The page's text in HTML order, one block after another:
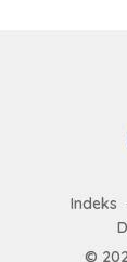
Indeks
©